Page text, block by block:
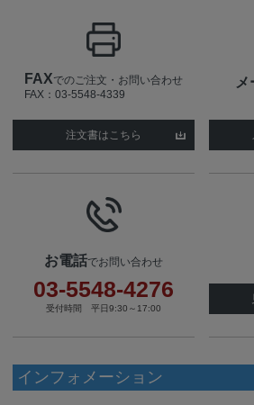
FAXでのご注文・お問い合わせ
FAX：03-5548-4339
注文書はこちら
メ
お電話でお問い合わせ
03-5548-4276
受付時間 平日9:30～17:00
インフォメーション